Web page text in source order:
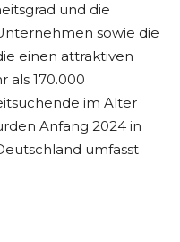
und die
sowie die
einen attraktiven
als 170.000
im Alter
Anfang 2024 in
umfasst